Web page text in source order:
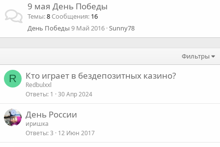
9 мая День Победы
Темы 8 Сообщения 16
День Победы 9 Май 2016 Sunny78
Фильтры
R Кто играет в бездепозитных казино?
Redbulxxl
Ответы 1 30 Апр 2024
День России
иришка
Ответы 3 12 Июн 2017